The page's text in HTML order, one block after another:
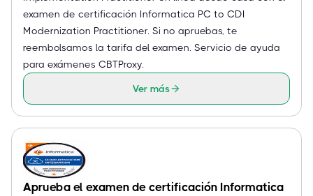
examen de certificación Informatica PC to CDI
Modernization Practitioner. Si no apruebas, te
reembolsamos la tarifa del examen. Servicio de ayuda
para exámenes CBTProxy.
Ver más
Aprueba el examen de certificación Informatica